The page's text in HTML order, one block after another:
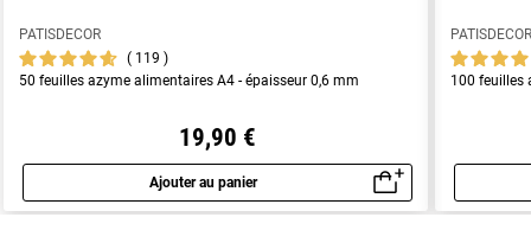
PATISDECOR
119
50 feuilles azyme alimentaires A4 - épaisseur 0,6 mm
19,90 €
Ajouter au panier
Aperçu rapide
100 feuilles